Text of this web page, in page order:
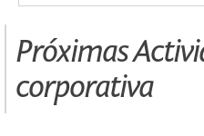
Próximas
corporativa